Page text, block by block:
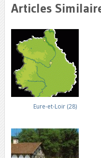
Articles
Eure-et-Loir (28)